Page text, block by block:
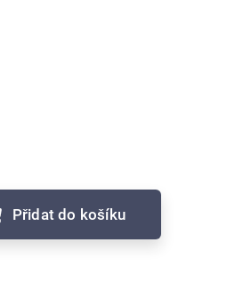
Přidat do košíku